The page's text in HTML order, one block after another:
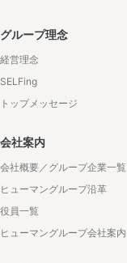
グループ理念
経営理念
SELFing
トップメッセージ
会社案内
会社概要／グループ企業一覧
ヒューマングループ沿革
役員一覧
ヒューマングループ会社案内